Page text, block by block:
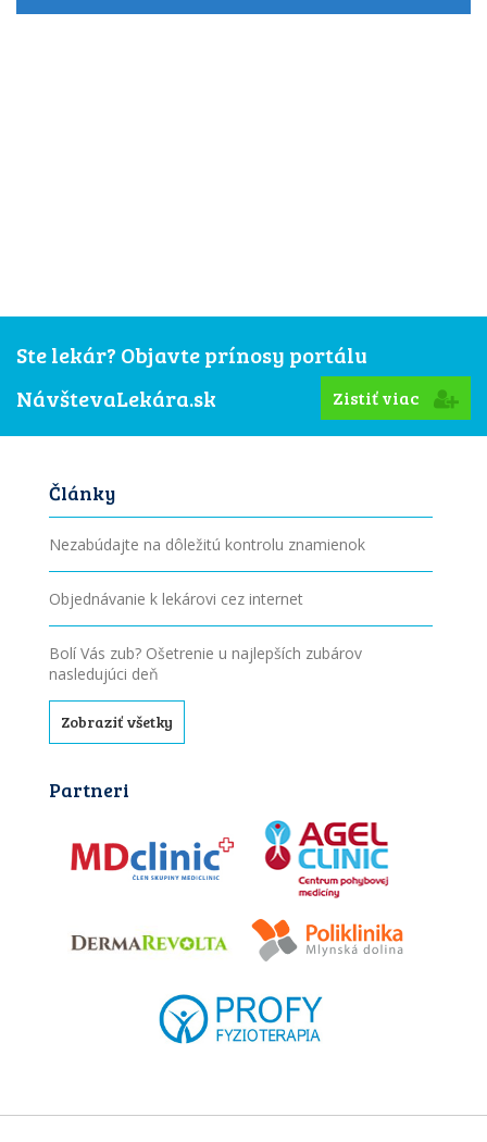
Ste lekár? Objavte prínosy portálu
NávštevaLekára.sk
Zistiť viac
Články
Nezabúdajte na dôležitú kontrolu znamienok
Objednávanie k lekárovi cez internet
Bolí Vás zub? Ošetrenie u najlepších zubárov
nasledujúci deň
Zobraziť všetky
Partneri